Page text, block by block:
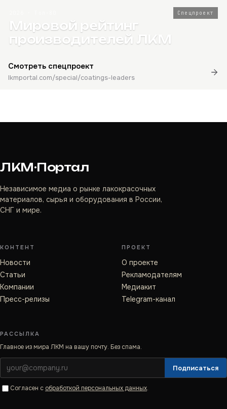
Спецпроект
Мировой рейтинг
производителей ЛКМ
Смотреть спецпроект
lkmportal.com/special/coatings-leaders
ЛКМ·Портал
Независимое медиа о рынке лакокрасочных
материалов, сырья и оборудования в России,
СНГ и мире.
КОНТЕНТ
Новости
Статьи
Компании
Пресс-релизы
ПРОЕКТ
О проекте
Рекламодателям
Медиакит
Telegram-канал
РАССЫЛКА
Главное из мира ЛКМ на вашу почту. Без спама.
Подписаться
Согласен с обработкой персональных данных.